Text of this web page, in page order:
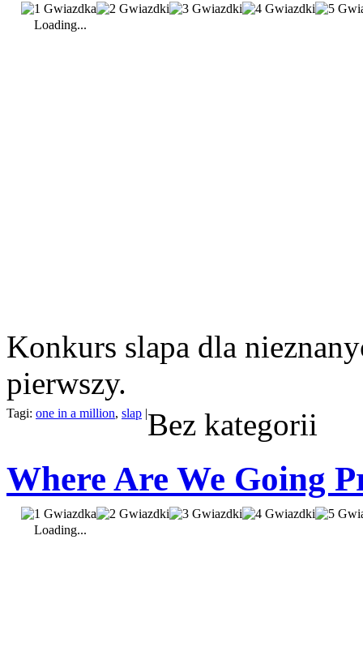
Loading...
Konkurs slapa dla
pierwszy.
Tagi: one in a million, slap |Bez kategorii
Where Are We Going
Loading...